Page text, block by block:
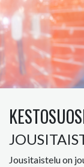
Jousitaistelu on